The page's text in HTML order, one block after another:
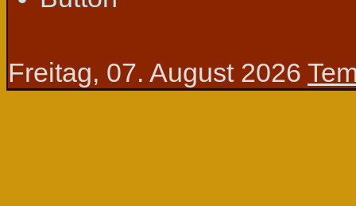
Freitag, 07. August 2026